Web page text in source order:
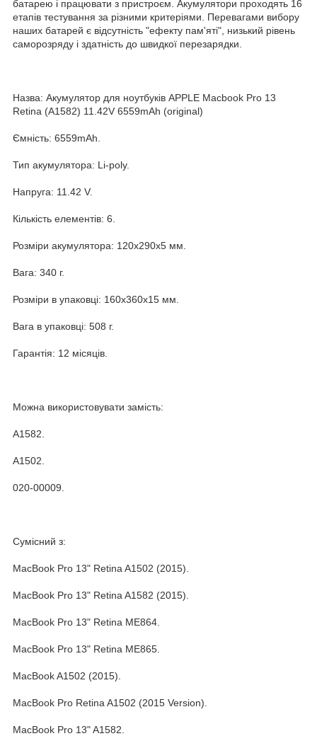
батарею і працювати з пристроєм. Акумулятори проходять 16
етапів тестування за різними критеріями. Перевагами вибору
наших батарей є відсутність "ефекту пам'яті", низький рівень
саморозряду і здатність до швидкої перезарядки.
Назва: Акумулятор для ноутбуків APPLE Macbook Pro 13
Retina (A1582) 11.42V 6559mAh (original)
Ємність: 6559mAh.
Тип акумулятора: Li-poly.
Напруга: 11.42 V.
Кількість елементів: 6.
Розміри акумулятора: 120x290x5 мм.
Вага: 340 г.
Розміри в упаковці: 160x360x15 мм.
Вага в упаковці: 508 г.
Гарантія: 12 місяців.
Можна використовувати замість:
A1582.
A1502.
020-00009.
Сумісний з:
MacBook Pro 13" Retina A1502 (2015).
MacBook Pro 13" Retina A1582 (2015).
MacBook Pro 13" Retina ME864.
MacBook Pro 13" Retina ME865.
MacBook A1502 (2015).
MacBook Pro Retina A1502 (2015 Version).
MacBook Pro 13" A1582.